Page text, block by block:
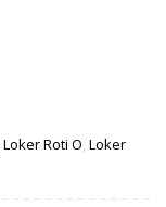
Loker Roti O, Loker